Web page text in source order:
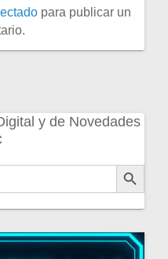
para publicar un
y de Novedades
Botón de búsqueda